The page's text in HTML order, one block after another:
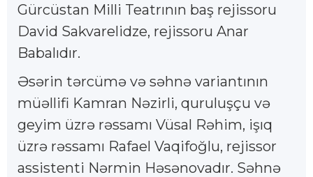
Gürcüstan Milli Teatrının baş rejissoru
David Sakvarelidze, rejissoru Anar
Babalıdır.
Əsərin tərcümə və səhnə variantının
müəllifi Kamran Nəzirli, quruluşçu və
geyim üzrə rəssamı Vüsal Rəhim, işıq
üzrə rəssamı Rafael Vaqifoğlu, rejissor
assistenti Nərmin Həsənovadır. Səhnə